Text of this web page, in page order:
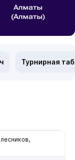
Алматы
(Алматы)
Турнирная